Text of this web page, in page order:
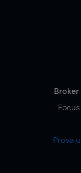
Prova